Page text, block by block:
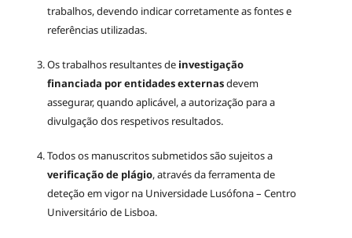
trabalhos, devendo indicar corretamente as fontes e
referências utilizadas.
Os trabalhos resultantes de investigação
financiada por entidades externasdevem
assegurar, quando aplicável, a autorização para a
divulgação dos respetivos resultados.
Todos os manuscritos submetidos são sujeitos a
verificação de plágio, através da ferramenta de
deteção em vigor na Universidade Lusófona – Centro
Universitário de Lisboa.